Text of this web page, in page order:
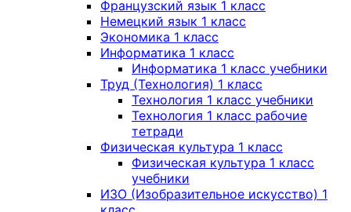
Французский язык 1 класс
Немецкий язык 1 класс
Экономика 1 класс
Информатика 1 класс
Информатика 1 класс учебники
Труд (Технология) 1 класс
Технология 1 класс учебники
Технология 1 класс рабочие
тетради
Физическая культура 1 класс
Физическая культура 1 класс
учебники
ИЗО (Изобразительное искусство) 1